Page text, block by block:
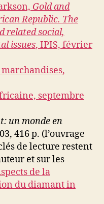
Gold and
Republic. The
related social,
issues, IPIS, février
marchandises,
septembre
un monde en
416 p. (l’ouvrage
de lecture restent
et sur les
de la
du diamant in